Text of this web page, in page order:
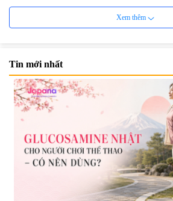
Viên uống bổ não Ribeto Shoji
|57.920
1.450.000 đ
Viên
trí nhớ
Oil 30
225.000
Xem thêm
Tin mới nhất